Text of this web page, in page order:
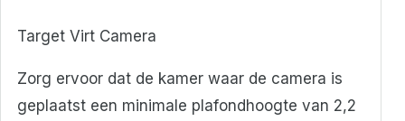
Target Virt Camera
Zorg ervoor dat de kamer waar de camera is
geplaatst een minimale plafondhoogte van 2,2